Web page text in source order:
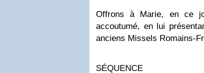
Offrons à Marie, en ce
accoutumé, en lui
anciens Missels Romains-
SÉQUENCE